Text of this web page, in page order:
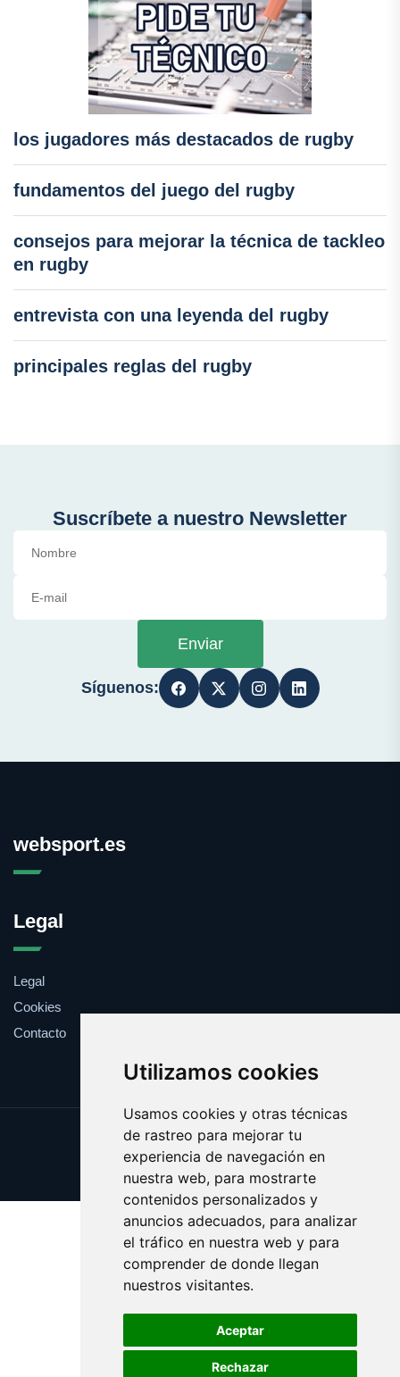
Utilizamos cookies
Usamos cookies y otras técnicas
de rastreo para mejorar tu
experiencia de navegación en
nuestra web, para mostrarte
contenidos personalizados y
anuncios adecuados, para analizar
el tráfico en nuestra web y para
comprender de donde llegan
nuestros visitantes.
Aceptar
Rechazar
los jugadores más destacados de rugby
fundamentos del juego del rugby
consejos para mejorar la técnica de tackleo
en rugby
entrevista con una leyenda del rugby
principales reglas del rugby
Suscríbete a nuestro Newsletter
Enviar
Síguenos:
websport.es
Legal
Legal
Cookies
Contacto
Update cookies preferences
Copyright © 2025 websport.es